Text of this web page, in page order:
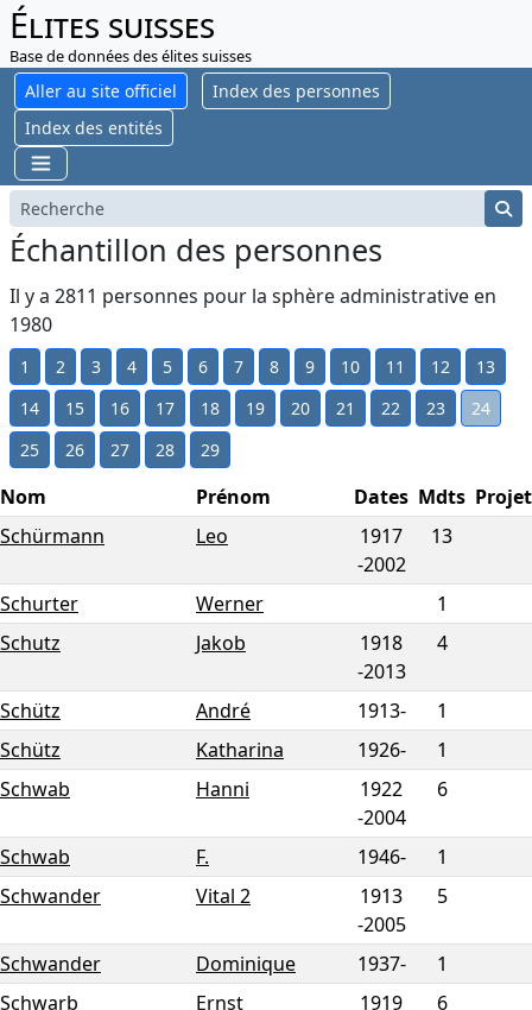
Élites suisses
Base de données des élites suisses
Aller au site officiel
Index des personnes
Index des entités
Échantillon des personnes
Il y a 2811 personnes pour la sphère administrative en
1980
1 2 3 4 5 6 7 8 9 10 11 12
13
14
15 16 17 18 19 20 21 22 23
24
25
26 27 28 29
Nom Prénom Dates Mdts Projet
Schürmann
Leo
1917
-2002
13
Schurter Werner
1
Schutz
Jakob
1918
-2013
4
Schütz André 1913-
1
Schütz
Katharina 1926-
1
Schwab
Hanni
1922
-2004
6
Schwab F. 1946-
1
Schwander
Vital 2
1913
-2005
5
Schwander Dominique 1937-
1
Schwarb
Ernst
1919
6